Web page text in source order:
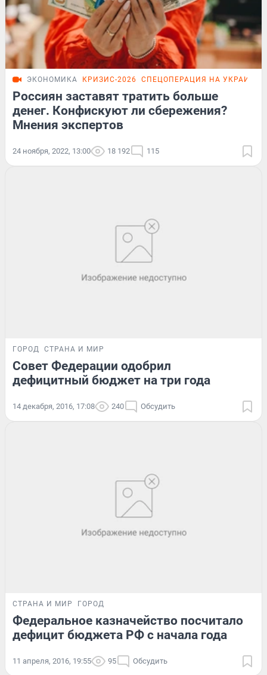
ЭКОНОМИКА КРИЗИС-2026 СПЕЦОПЕРАЦИЯ НА УКРАИНЕ
Россиян заставят тратить больше
денег. Конфискуют ли сбережения?
Мнения экспертов
24 ноября, 2022, 13:00 18 192 115
ГОРОД СТРАНА И МИР
Совет Федерации одобрил
дефицитный бюджет на три года
14 декабря, 2016, 17:08 240 Обсудить
СТРАНА И МИР ГОРОД
Федеральное казначейство посчитало
дефицит бюджета РФ с начала года
11 апреля, 2016, 19:55 95 Обсудить